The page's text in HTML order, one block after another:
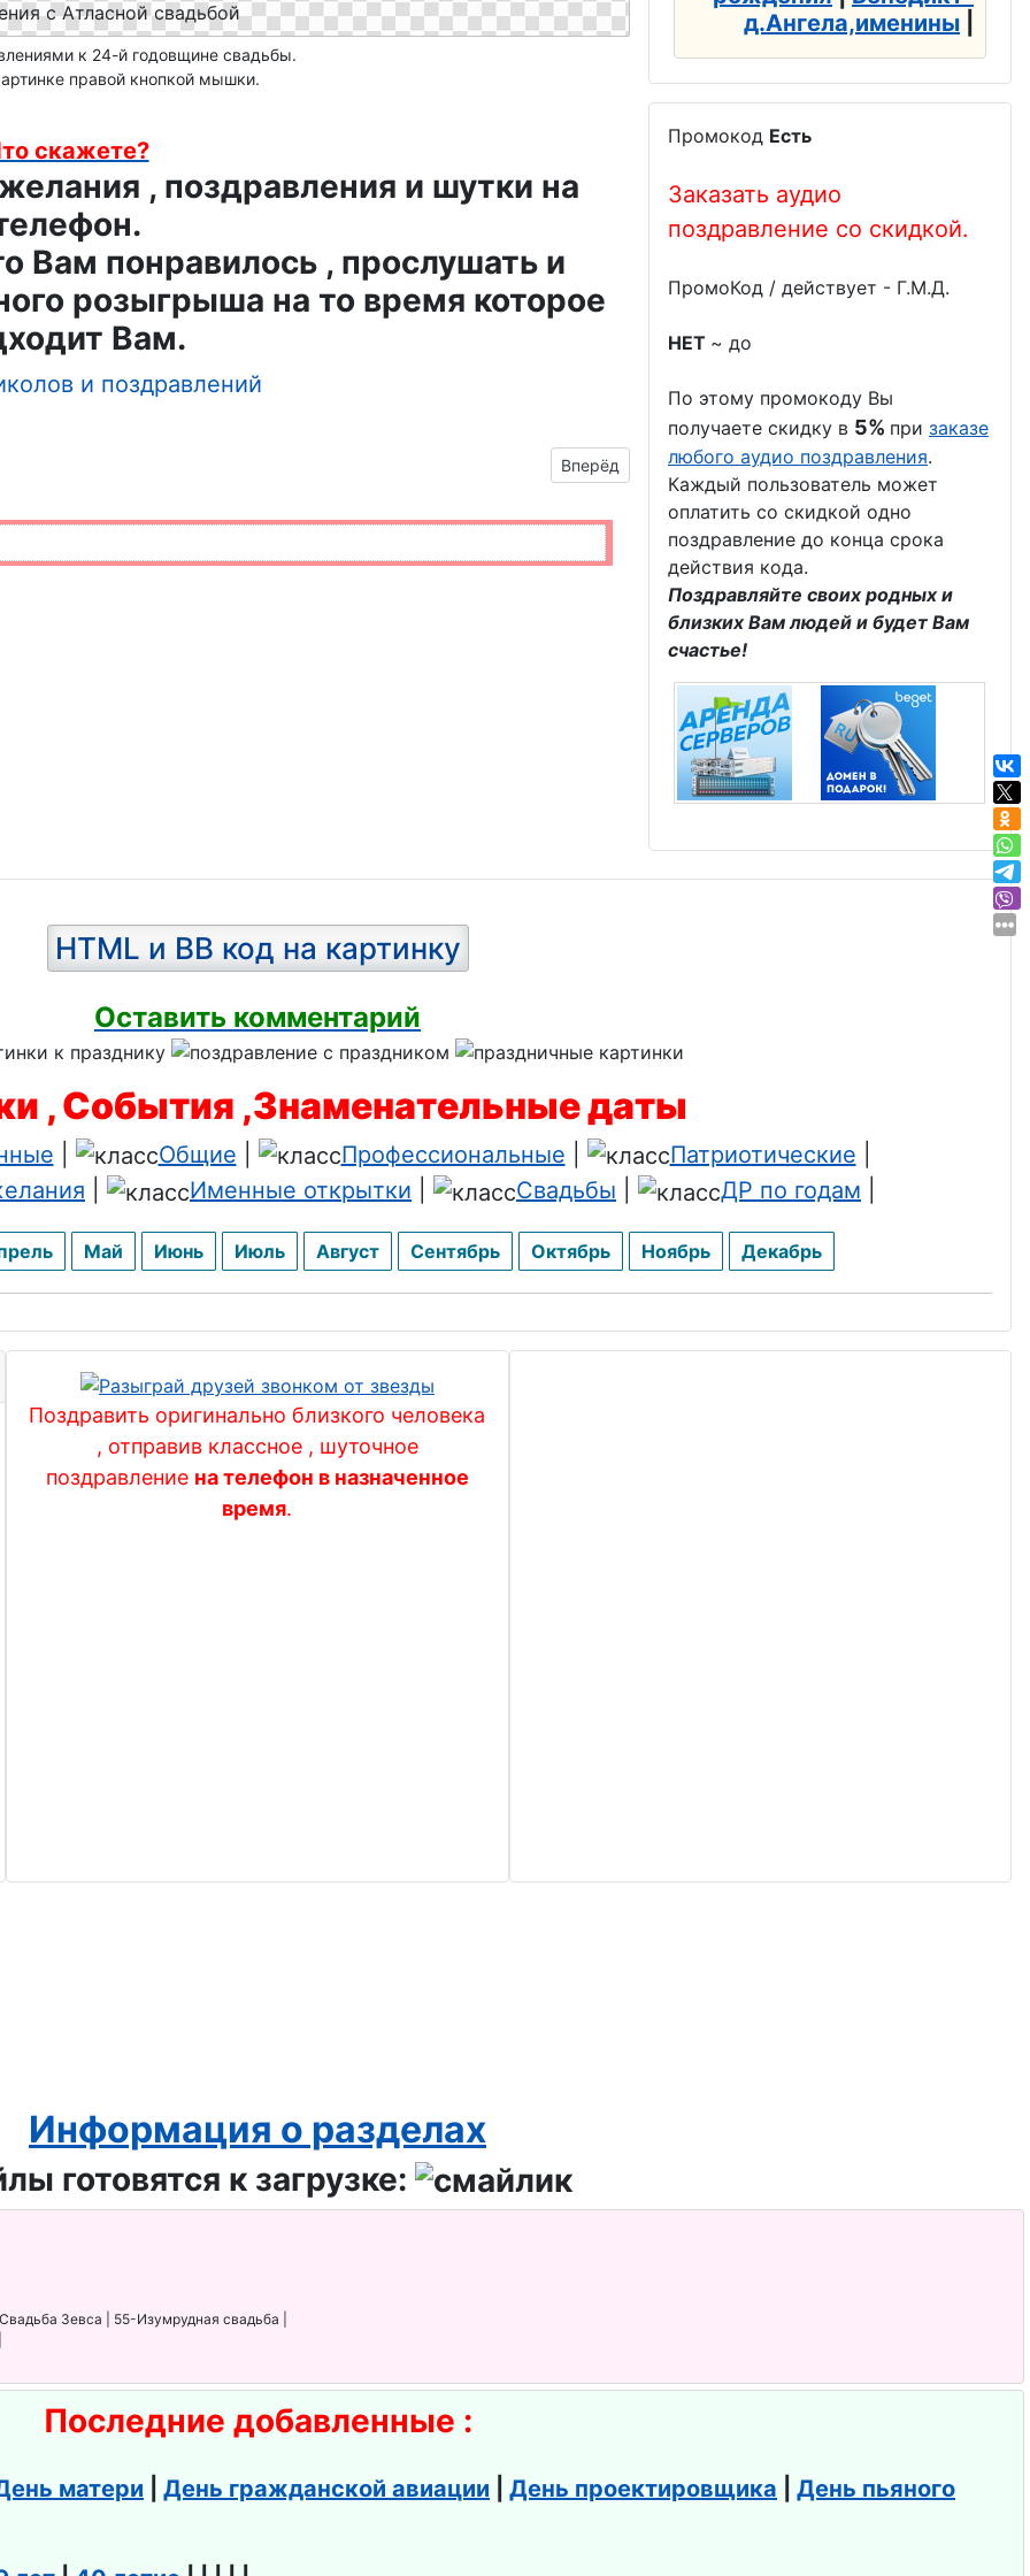
34-Янтарная свадьба
36-Агатовая свадьба(Костяного фарфора)
38-Ртутная свадьба
40-Рубиновая свадьба
42-Перламутровая свадьба
44-Топазовая свадьба
46-Лавандовая свадьба
к 24-й годовщине свадьбы.
правой кнопкой мышки.
скажете?
, поздравления и шутки на
Вам понравилось , прослушать и
розыгрыша на то время которое
Вам.
и поздравлений
свадебной годовщине Следующий материал: шуточная открытка для
Вперёд
д.Ангела,именины
Промокод Есть
Заказать аудио
поздравление со скидкой.
ПромоКод / действует - Г.М.Д.
НЕТ ~ до
По этому промокоду Вы
получаете скидку в 5% при заказе
любого аудио поздравления.
Каждый пользователь может
оплатить со скидкой одно
поздравление до конца срока
действия кода.
Поздравляйте своих родных и
близких Вам людей и будет Вам
счастье!
HTML и BB код на картинку
Оставить комментарий
, События ,Знаменательные даты
Общие Профессиональные Патриотические
Именные открытки Свадьбы ДР по годам
Май Июнь Июль Август Сентябрь Октябрь Ноябрь Декабрь
Поздравить оригинально близкого человека
, отправив классное , шуточное
поздравление на телефон в назначенное
время.
Информация о разделах
готовятся к загрузке:
Зевса | 55-Изумрудная свадьба |
Последние добавленные :
матери День гражданской авиации День проектировщика
День пьяного